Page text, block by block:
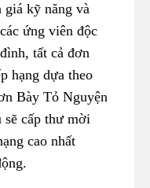
giá kỹ năng và
ứng viên độc
tất cả đơn
hạng dựa theo
Bày Tỏ Nguyện
cấp thư mời
cao nhất